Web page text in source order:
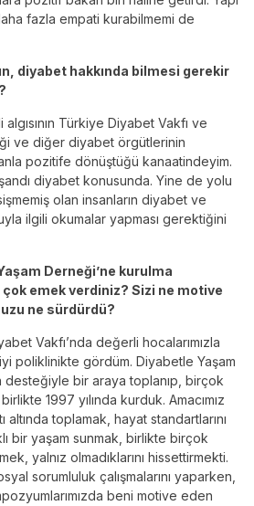
fazla empati kurabilmemi de
diyabet hakkında bilmesi gerekir
Türkiye Diyabet Vakfı ve
ve diğer diyabet örgütlerinin
pozitife dönüştüğü kanaatindeyim.
diyabet konusunda. Yine de yolu
olan insanların diyabet ve
ilgili okumalar yapması gerektiğini
Derneği’ne kurulma
emek verdiniz? Sizi ne motive
ne sürdürdü?
Vakfı’nda değerli hocalarımızla
poliklinikte gördüm. Diyabetle Yaşam
desteğiyle bir araya toplanıp, birçok
1997 yılında kurduk. Amacımız
altında toplamak, hayat standartlarını
bir yaşam sunmak, birlikte birçok
yalnız olmadıklarını hissettirmekti.
sorumluluk çalışmalarını yaparken,
beni motive eden